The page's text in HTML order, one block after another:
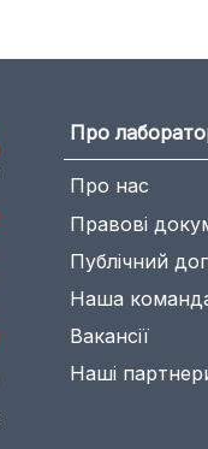
Про
Про нас
Правові
Публічний
Наша
Вакансії
Наші